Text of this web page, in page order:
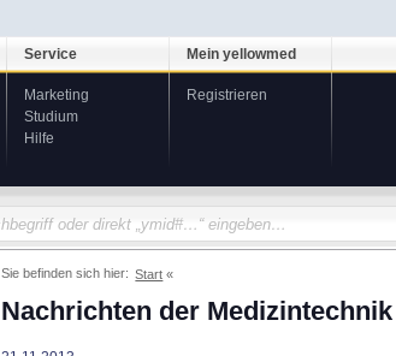
Service
Marketing
Studium
Hilfe
Mein yellowmed
Registrieren
Sie befinden sich hier: Start
Nachrichten der Medizintechnik